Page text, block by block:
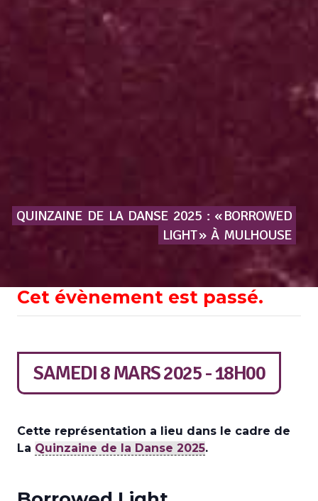
QUINZAINE DE LA DANSE 2025 : « BORROWED
LIGHT » À MULHOUSE
Cet évènement est passé.
SAMEDI 8 MARS 2025 - 18H00
Cette représentation a lieu dans le cadre de
La Quinzaine de la Danse 2025.